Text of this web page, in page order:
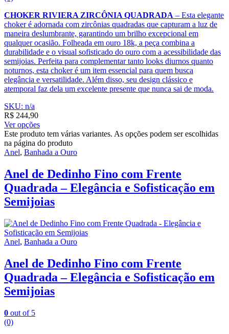
CHOKER RIVIERA ZIRCÔNIA QUADRADA – Esta elegante
choker é adornada com zircônias quadradas que capturam a luz de
maneira deslumbrante, garantindo um brilho excepcional em
qualquer ocasião. Folheada em ouro 18k, a peça combina a
durabilidade e o visual sofisticado do ouro com a acessibilidade das
semijoias. Perfeita para complementar tanto looks diurnos quanto
noturnos, esta choker é um item essencial para quem busca
elegância e versatilidade. Além disso, seu design clássico e
atemporal faz dela um excelente presente que nunca sai de moda.
SKU: n/a
R$ 244,90
Ver opções
Este produto tem várias variantes. As opções podem ser escolhidas
na página do produto
Anel, Banhada a Ouro
Anel de Dedinho Fino com Frente
Quadrada – Elegância e Sofisticação em
Semijoias
Anel, Banhada a Ouro
Anel de Dedinho Fino com Frente
Quadrada – Elegância e Sofisticação em
Semijoias
0 out of 5
(0)